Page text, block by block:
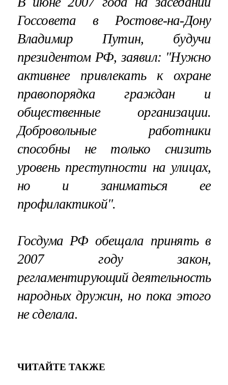
Госсовета в Ростове-на-Дону
Владимир Путин, будучи
президентом РФ, заявил: "Нужно
активнее привлекать к охране
правопорядка граждан и
общественные организации.
Добровольные работники
способны не только снизить
уровень преступности на улицах,
но и заниматься ее
профилактикой".
Госдума РФ обещала принять в
2007 году закон,
регламентирующий деятельность
народных дружин, но пока этого
не сделала.
ЧИТАЙТЕ ТАКЖЕ